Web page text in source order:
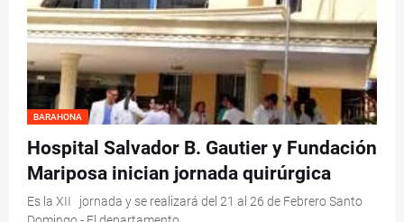
BARAHONA
Hospital Salvador B. Gautier y Fundación
Mariposa inician jornada quirúrgica
Es la XII jornada y se realizará del 21 al 26 de Febrero Santo